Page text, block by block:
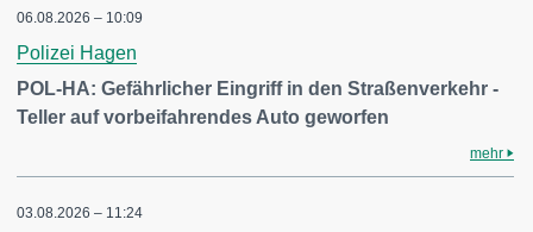
06.08.2026 – 10:09
Polizei Hagen
POL-HA: Gefährlicher Eingriff in den Straßenverkehr -
Teller auf vorbeifahrendes Auto geworfen
mehr
03.08.2026 – 11:24